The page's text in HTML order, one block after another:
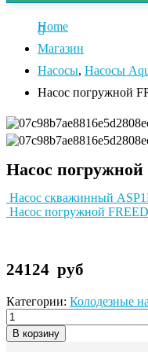
Home
Магазин
Насосы, Насосы
Насос погружной
Насос
Насос скважинный
Насос погружной
24124 руб
Категории: Колодезные
В корзину